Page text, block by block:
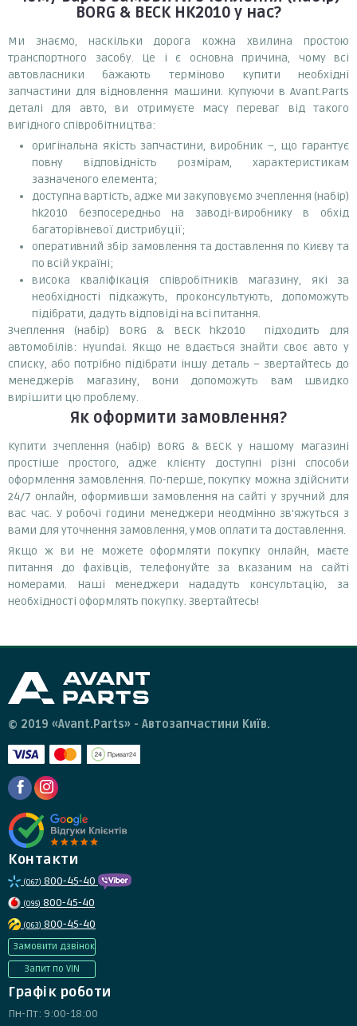
BORG & BECK HK2010 у нас?
Ми знаємо, наскільки дорога кожна хвилина простою
транспортного засобу. Це і є основна причина, чому всі
автовласники бажають терміново купити необхідні
запчастини для відновлення машини. Купуючи в Avant.Parts
деталі для авто, ви отримуєте масу переваг від такого
вигідного співробітництва:
оригінальна якість запчастини, виробник –, що гарантує
повну відповідність розмірам, характеристикам
зазначеного елемента;
доступна вартість, адже ми закуповуємо зчеплення (набір)
hk2010 безпосередньо на заводі-виробнику в обхід
багаторівневої дистрибуції;
оперативний збір замовлення та доставлення по Києву та
по всій Україні;
висока кваліфікація співробітників магазину, які за
необхідності підкажуть, проконсультують, допоможуть
підібрати, дадуть відповіді на всі питання.
Зчеплення (набір) BORG & BECK hk2010 підходить для
автомобілів: Hyundai. Якщо не вдається знайти своє авто у
списку, або потрібно підібрати іншу деталь – звертайтесь до
менеджерів магазину, вони допоможуть вам швидко
вирішити цю проблему.
Як оформити замовлення?
Купити зчеплення (набір) BORG & BECK у нашому магазині
простіше простого, адже клієнту доступні різні способи
оформлення замовлення. По-перше, покупку можна здійснити
24/7 онлайн, оформивши замовлення на сайті у зручний для
вас час. У робочі години менеджери неодмінно зв'яжуться з
вами для уточнення замовлення, умов оплати та доставлення.
Якщо ж ви не можете оформляти покупку онлайн, маєте
питання до фахівців, телефонуйте за вказаним на сайті
номерами. Наші менеджери нададуть консультацію, за
необхідності оформлять покупку. Звертайтесь!
© 2019 «Avant.Parts» - Автозапчастини Київ.
Контакти
(067) 800-45-40
(095) 800-45-40
(063) 800-45-40
Замовити дзвінок
Запит по VIN
Графік роботи
Пн-Пт: 9:00-18:00